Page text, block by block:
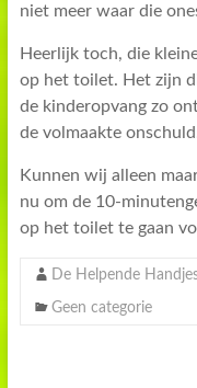
niet meer waar die
Heerlijk toch, die
op het toilet. Het zijn
de kinderopvang zo
de volmaakte
Kunnen wij alleen
nu om de 10-
op het toilet te gaan
De Helpende
Geen categorie